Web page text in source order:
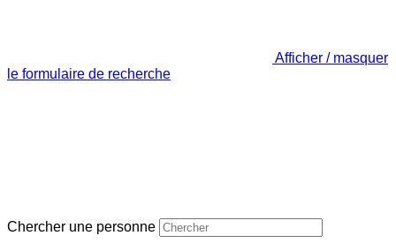
Afficher / masquer
le formulaire de recherche
Chercher une personne